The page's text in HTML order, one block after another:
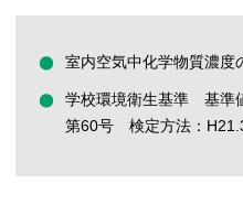
室内空気中化学物質濃度
学校環境衛生基準 基準
第60号 検定方法：